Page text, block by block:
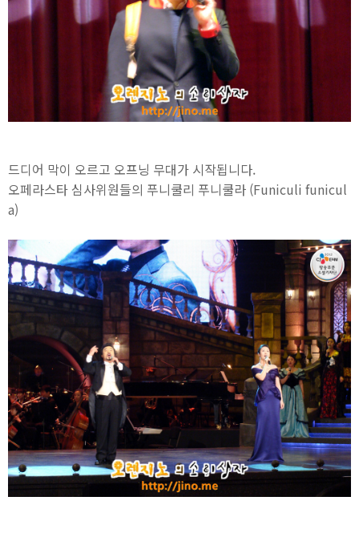
드디어 막이 오르고 오프닝 무대가 시작됩니다.
오페라스타 심사위원들의 푸니쿨리 푸니쿨라 (Funiculi funicul
a)